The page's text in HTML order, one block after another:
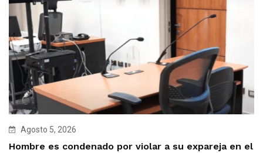
Agosto 5, 2026
Hombre es condenado por violar a su expareja en el